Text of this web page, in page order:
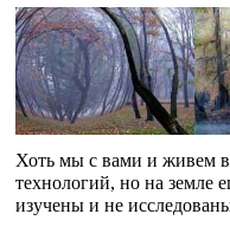
Хоть мы с вами и живем
технологий, но на земле
изучены и не